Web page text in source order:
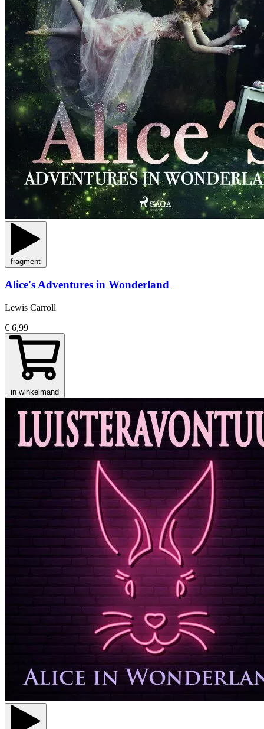
fragment
Alice's Adventures in Wonderland
Lewis Carroll
€ 6,99
in winkelmand